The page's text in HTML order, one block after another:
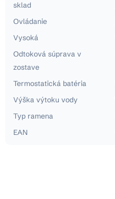
sklad
Ovládanie
Vysoká
Odtoková súprava v
zostave
Termostatická batéria
Výška výtoku vody
Typ ramena
EAN